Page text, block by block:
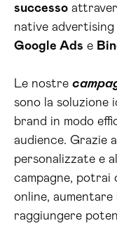
successo
native advertising
Google Ads e
Le nostre
sono la soluzione
brand in modo
audience. Grazie
personalizzate e
campagne, potrai
online,
raggiungere